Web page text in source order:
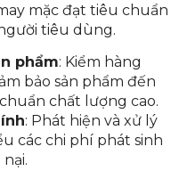
mặc đạt tiêu chuẩn
tiêu dùng.
phẩm: Kiểm hàng
bảo sản phẩm đến
chất lượng cao.
: Phát hiện và xử lý
các chi phí phát sinh